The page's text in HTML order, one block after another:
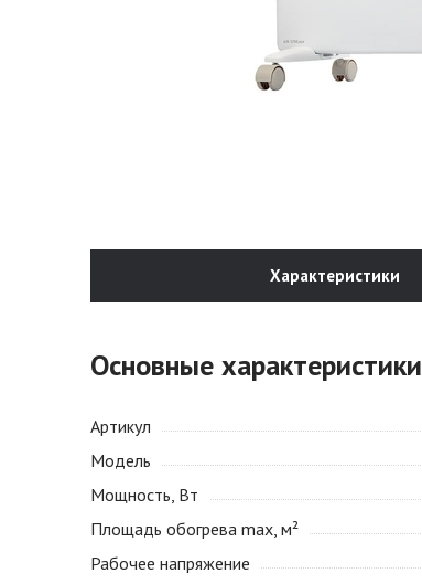
Характеристики
Основные характеристики
Артикул
Модель
Мощность, Вт
Площадь обогрева max, м²
Рабочее напряжение